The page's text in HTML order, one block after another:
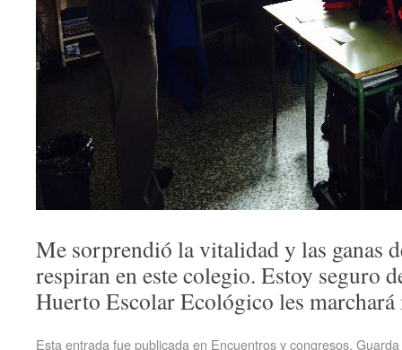
Me sorprendió la vitalidad y las ganas
respiran en este colegio. Estoy seguro
Huerto Escolar Ecológico les
Esta entrada fue publicada en Encuentros y congresos.